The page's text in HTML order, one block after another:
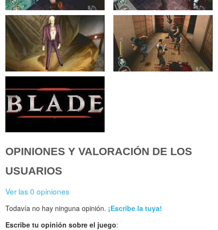
OPINIONES Y VALORACIÓN DE LOS
USUARIOS
Ver las 0 opiniones
Todavía no hay ninguna opinión. ¡Escribe la tuya!
Escribe tu opinión sobre el juego: